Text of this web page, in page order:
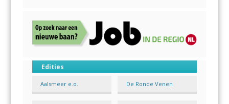
Edities
Aalsmeer e.o. De Ronde Venen